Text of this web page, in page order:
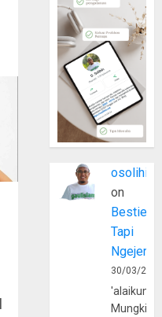
osolihin
on
Bestie
Tapi
30/03/
Mungkin